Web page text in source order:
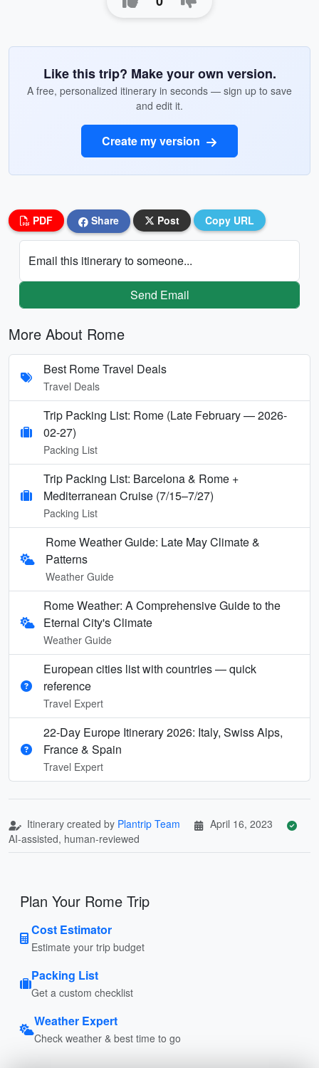
Like this trip? Make your own version.
A free, personalized itinerary in seconds — sign up to save
and edit it.
Create my version
PDF Share Post Copy URL
Email this itinerary to someone...
Send Email
More About Rome
Best Rome Travel Deals
Travel Deals
Trip Packing List: Rome (Late February — 2026-
02-27)
Packing List
Trip Packing List: Barcelona & Rome +
Mediterranean Cruise (7/15–7/27)
Packing List
Rome Weather Guide: Late May Climate &
Patterns
Weather Guide
Rome Weather: A Comprehensive Guide to the
Eternal City's Climate
Weather Guide
European cities list with countries — quick
reference
Travel Expert
22-Day Europe Itinerary 2026: Italy, Swiss Alps,
France & Spain
Travel Expert
Itinerary created by Plantrip Team
April 16, 2023
AI-assisted, human-reviewed
Plan Your Rome Trip
Cost Estimator
Estimate your trip budget
Packing List
Get a custom checklist
Weather Expert
Check weather & best time to go